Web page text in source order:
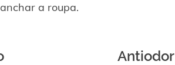
a roupa.
Antiodor